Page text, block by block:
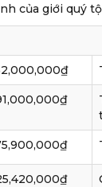
của giới quý